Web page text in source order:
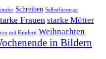
Schreiben Selbstfürsorge
Frauen starke Mütter
mit Kindern Weihnachten
in Bildern